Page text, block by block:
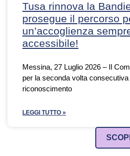
Tusa rinnova la
prosegue il percorso
un’accoglienza
accessibile!
Messina, 27 Luglio 2026 – Il
per la seconda volta
riconoscimento
LEGGI TUTTO »